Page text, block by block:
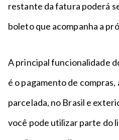
restante da fatura poderá
boleto que acompanha a
A principal funcionalidade
é o pagamento de compras,
parcelada, no Brasil e
você pode utilizar parte do